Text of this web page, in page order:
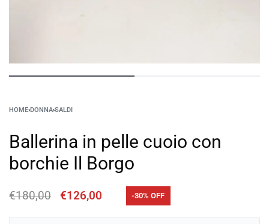
HOME›DONNA›SALDI
Ballerina in pelle cuoio con
borchie Il Borgo
€180,00 €126,00 -30% OFF